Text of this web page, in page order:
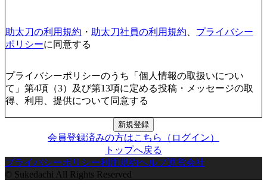
助太刀の利用規約 ・ 助太刀社員の利用規約
プライバシー
ポリシーに同意する
プライバシーポリシーのうち「個人情報の取扱いについ
て」第4項（3）及び第13項に定める投稿・メッセージの取
得、利用、提供について同意する
新規登録
会員登録済みの方はこちら（ログイン）
トップへ戻る
プライバシーポリシー利用規約ヘルプ運営会社
© Sukedachi All Rights Reserved